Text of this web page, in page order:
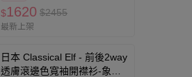
$1620 $2455
最新上架
日本 Classical Elf - 前後2way
透膚滾邊色寬袖開襟衫-象牙